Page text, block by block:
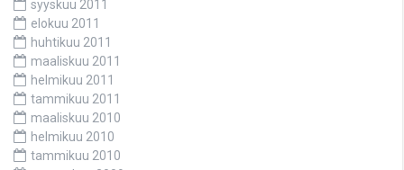
syyskuu 2011
elokuu 2011
huhtikuu 2011
maaliskuu 2011
helmikuu 2011
tammikuu 2011
maaliskuu 2010
helmikuu 2010
tammikuu 2010